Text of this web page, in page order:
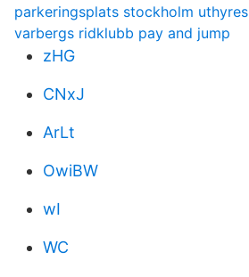
parkeringsplats stockholm uthyres
varbergs ridklubb pay and jump
zHG
CNxJ
ArLt
OwiBW
wI
WC